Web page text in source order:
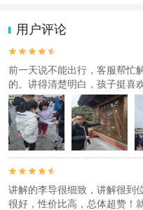
本产品由青岛驿路同行国际旅行社
旅行社有限公司，具体的旅游服务
动（如跳伞、潜水、滑雪等）
2.为普及旅游安全知识及旅游
特制定《去哪儿网旅游安全手册
用户评论


前一天说不能出行，客服帮忙
的。讲得清楚明白，孩子挺喜欢


讲解的李导很细致，讲解很到
很好，性价比高，总体超赞！